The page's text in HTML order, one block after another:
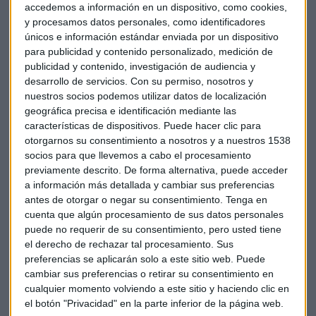
accedemos a información en un dispositivo, como cookies,
y procesamos datos personales, como identificadores
únicos e información estándar enviada por un dispositivo
para publicidad y contenido personalizado, medición de
publicidad y contenido, investigación de audiencia y
desarrollo de servicios. Con su permiso, nosotros y
nuestros socios podemos utilizar datos de localización
geográfica precisa e identificación mediante las
características de dispositivos. Puede hacer clic para
otorgarnos su consentimiento a nosotros y a nuestros 1538
socios para que llevemos a cabo el procesamiento
previamente descrito. De forma alternativa, puede acceder
a información más detallada y cambiar sus preferencias
antes de otorgar o negar su consentimiento. Tenga en
cuenta que algún procesamiento de sus datos personales
puede no requerir de su consentimiento, pero usted tiene
el derecho de rechazar tal procesamiento. Sus
preferencias se aplicarán solo a este sitio web. Puede
cambiar sus preferencias o retirar su consentimiento en
cualquier momento volviendo a este sitio y haciendo clic en
el botón "Privacidad" en la parte inferior de la página web.
En términos cuantitativos, el informe anual de empleo en
las PYMES señala que el mercado laboral español seguirá
registrando un exceso de tasa de desempleo, aunque se
reducirá en torno al 10%. Desde un punto de vista
cuantitativo, las ocupaciones que serán muy demandadas
de cara a los próximos años son el personal agrario no
cualificado, los empleados de hostelería y los profesionales
de la enseñanza.
Por otra parte, aquellos trabajos que reflejarán una alta
tasa de desempleo son la de los directivos, los trabajadores
cualificados y no cualificados en la construcción y los
profesionales y técnicos de las ciencias y la ingeniería.
Con respecto al año pasado, los sectores que
experimentaron un mayor crecimiento fueron el
informático con 12,1%; la construcción con un 10,9%y la